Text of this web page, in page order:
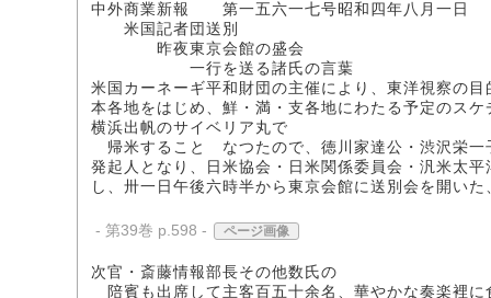
中外商業新報 第一五六一七号昭和四年八月一日
米国記者団送別
昨夜東京会館の盛会
一行を送る諸氏の言葉
米国カーネーギ平和財団の主催により、東洋視察の
本各地をはじめ、鮮・満・支各地にわたる予定のス
横浜出帆のサイベリア丸で
帰米することゝなつたので、徳川家達公・渋沢栄
発起人となり、日米協会・日米関係委員会・汎米太
し、卅一日午後六時半から東京会館に送別会を開い
- 第39巻 p.598 - ページ画像
次官・斎藤情報部長その他数氏の
陪賓も出席して主客百五十余名、華やかな奏楽裡